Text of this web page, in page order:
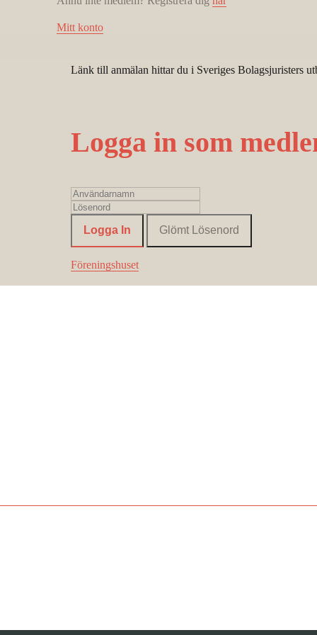
Mitt konto
Konsumentverkets nya kartläggning.
Relevant praxis
Länk till anmälan hittar du i Sveriges Bolagsjuristers
Logga in som
Föreningshuset